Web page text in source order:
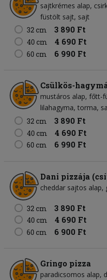
sajtkrémes alap
füstölt sajt sajt
32 cm
3 890 Ft
40 cm 4 690 Ft
60 cm 6 990 Ft
Csülkös-
mustáros alap főtt-
lilahagyma torma
32 cm
3 890 Ft
40 cm 4 690 Ft
60 cm 6 990 Ft
Dani pizzája
cheddar sajtos alap
32 cm 3 890 Ft
40 cm 4 690 Ft
60 cm 6 900 Ft
Gringo pizza
paradicsomos alap